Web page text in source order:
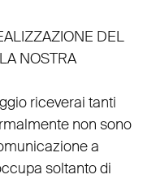
DEL
NOSTRA
riceverai tanti
non sono
a
soltanto di